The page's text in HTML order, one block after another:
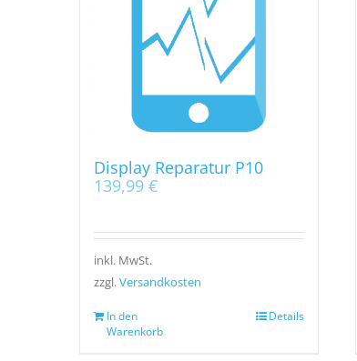
Display Reparatur P10
139,99 €
inkl. MwSt.
zzgl.Versandkosten
In den
Warenkorb
Details